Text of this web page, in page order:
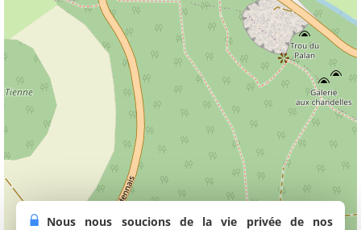
Nous nous soucions de la vie privée de nos